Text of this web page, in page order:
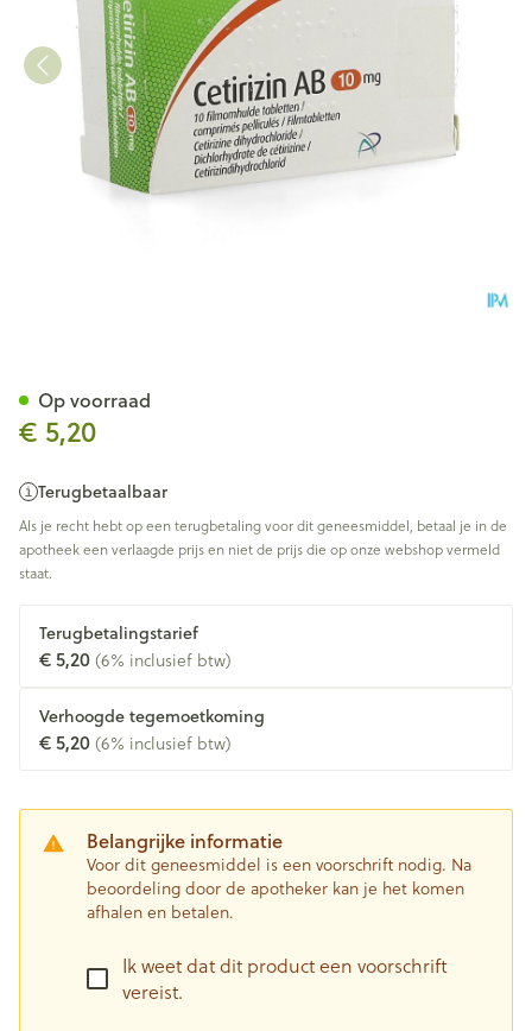
€ 5,20
Terugbetaalbaar
Als je recht hebt op een terugbetaling voor dit geneesmiddel, betaal je in de
apotheek een verlaagde prijs en niet de prijs die op onze webshop vermeld
staat.
Terugbetalingstarief
€ 5,20 (6% inclusief btw)
Verhoogde tegemoetkoming
€ 5,20 (6% inclusief btw)
Belangrijke informatie
Voor dit geneesmiddel is een voorschrift nodig. Na
beoordeling door de apotheker kan je het komen
afhalen en betalen.
Ik weet dat dit product een voorschrift
vereist.
Op voorraad